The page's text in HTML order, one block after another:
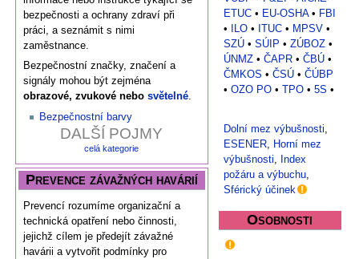
bezpečnosti a ochrany zdraví při
práci, a seznámit s nimi
zaměstnance.
Bezpečnostní značky, značení a
signály mohou být zejména
obrazové, zvukové nebosvětelné.
Bezpečnostní barvy
DALŠÍ POJMY
celá kategorie
Prevence závažných havárií
Prevencí rozumíme organizační a
technická opatření nebo činnosti,
jejichž cílem je předejít závažné
havárii a vytvořit podmínky pro
ETUC • EU-OSHA• FBI
•
ILO • ITUC • MPSV •
SZÚ •SÚIP •ZÚBOZ •
ÚNMZ •ČAPR •ČBÚ •
ČMKOS •ČSÚ •ČÚBP
•OZO PO •TPO •5S •
Dolní mez výbušnosti,
ESENER, Horní mez
výbušnosti,
Index
požáru a výbuchu,
Sférický účinek
Osobnosti